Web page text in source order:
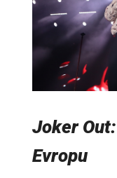
Joker
Evropu